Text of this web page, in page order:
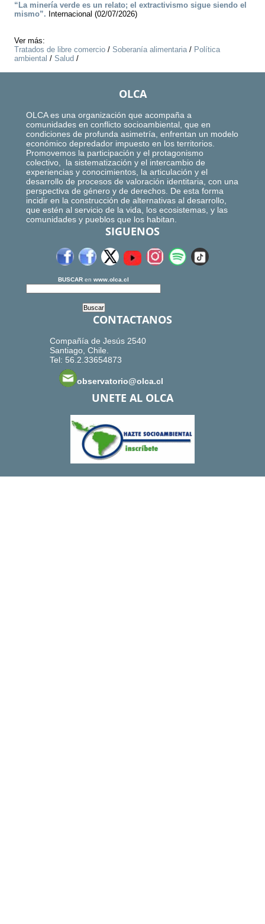
“La minería verde es un relato; el extractivismo sigue siendo el
mismo”. Internacional (02/07/2026)
Ver más:
Tratados de libre comercio / Soberanía alimentaria/ Política
ambiental / Salud /
OLCA
OLCA es una organización que acompaña a
comunidades en conflicto socioambiental, que en
condiciones de profunda asimetría, enfrentan un modelo
económico depredador impuesto en los territorios.
Promovemos la participación y el protagonismo
colectivo, la sistematización y el intercambio de
experiencias y conocimientos, la articulación y el
desarrollo de procesos de valoración identitaria, con una
perspectiva de género y de derechos. De esta forma
incidir en la construcción de alternativas al desarrollo,
que estén al servicio de la vida, los ecosistemas, y las
comunidades y pueblos que los habitan.
SIGUENOS
BUSCAR en www.olca.cl
CONTACTANOS
Compañía de Jesús 2540
Santiago, Chile.
Tel: 56.2.33654873
observatorio@olca.cl
UNETE AL OLCA